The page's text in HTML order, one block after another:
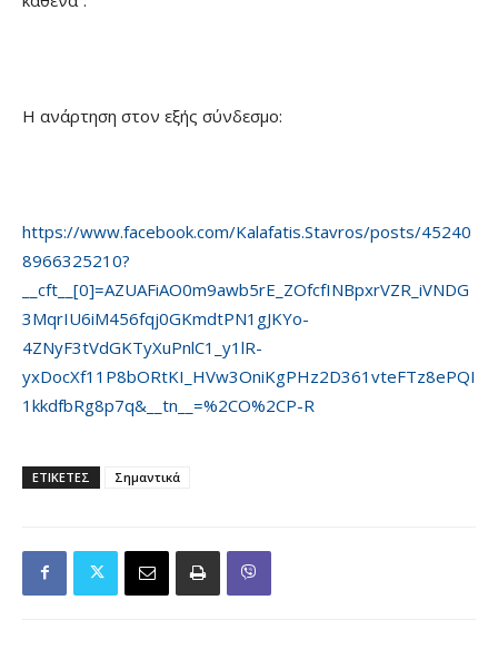
Η ανάρτηση στον εξής σύνδεσμο:
https://www.facebook.com/Kalafatis.Stavros/posts/45240
8966325210?
__cft__[0]=AZUAFiAO0m9awb5rE_ZOfcfINBpxrVZR_iVNDG
3MqrIU6iM456fqj0GKmdtPN1gJKYo-
4ZNyF3tVdGKTyXuPnlC1_y1lR-
yxDocXf11P8bORtKI_HVw3OniKgPHz2D361vteFTz8ePQI
1kkdfbRg8p7q&__tn__=%2CO%2CP-R
ΕΤΙΚΕΤΕΣ Σημαντικά